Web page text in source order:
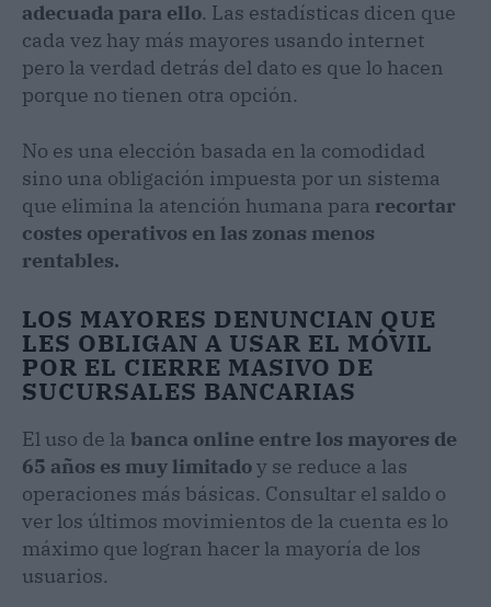
adecuada para ello. Las estadísticas dicen que
cada vez hay más mayores usando internet
pero la verdad detrás del dato es que lo hacen
porque no tienen otra opción.
No es una elección basada en la comodidad
sino una obligación impuesta por un sistema
que elimina la atención humana para recortar
costes operativos en las zonas menos
rentables.
LOS MAYORES DENUNCIAN QUE
LES OBLIGAN A USAR EL MÓVIL
POR EL CIERRE MASIVO DE
SUCURSALES BANCARIAS
El uso de la banca online entre los mayores de
65 años es muy limitadoy se reduce a las
operaciones más básicas. Consultar el saldo o
ver los últimos movimientos de la cuenta es lo
máximo que logran hacer la mayoría de los
usuarios.